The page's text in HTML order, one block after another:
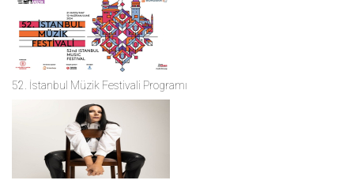
52. İstanbul Müzik Festivali Programı